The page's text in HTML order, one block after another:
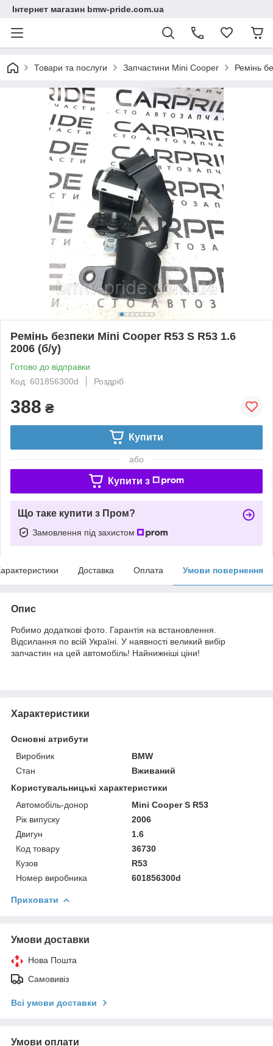
Інтернет магазин bmw-pride.com.ua
Товари та послуги Запчастини Mini Cooper Ремінь
Ремінь безпеки Mini Cooper R53 S R53 1.6
2006 (б/у)
Готово до відправки
Код: 601856300d
Роздріб
388 ₴
Купити
або
Купити з
Що таке купити з Пром?
Замовлення під захистом
Доставка Оплата Умови повернення
Опис
Робимо додаткові фото. Гарантія на встановлення.
Відсилання по всій Україні. У наявності великий вибір
запчастин на цей автомобіль! Найнижніші ціни!
Характеристики
Основні атрибути
Виробник
BMW
Стан
Вживаний
Користувальницькі характеристики
Автомобіль-донор
Mini Cooper S R53
Рік випуску
2006
Двигун
1.6
Код товару
36730
Кузов
R53
Номер виробника
601856300d
Приховати
Умови доставки
Нова Пошта
Самовивіз
Всі умови доставки
Умови оплати